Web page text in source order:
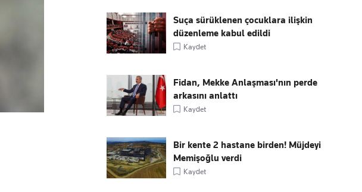
Suça sürüklenen çocuklara ilişkin
düzenleme kabul edildi
Kaydet
Fidan, Mekke Anlaşması'nın perde
arkasını anlattı
Kaydet
Bir kente 2 hastane birden! Müjdeyi
Memişoğlu verdi
Kaydet